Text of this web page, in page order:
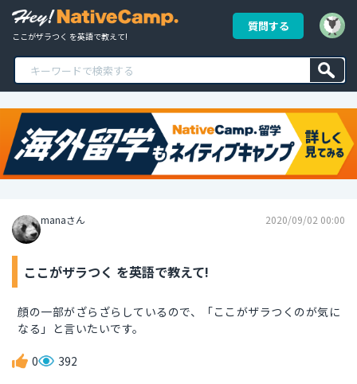
ここがザラつく を英語で教えて!
質問する
manaさん 2020/09/02 00:00
ここがザラつく を英語で教えて!
顔の一部がざらざらしているので、「ここがザラつくのが気に
なる」と言いたいです。
0 392